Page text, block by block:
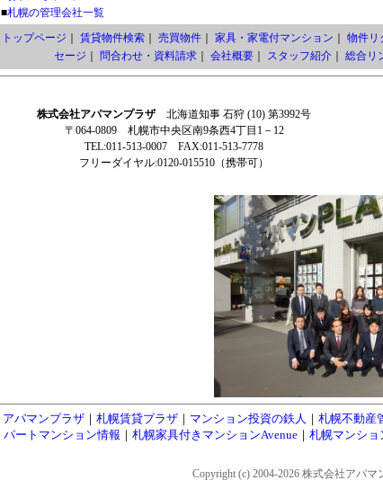
■札幌の管理会社一覧
トップページ
賃貸物件検索｜ 売買物件｜ 家具・家電付マンション 物件リ
セージ
問合わせ・資料請求｜ 会社概要｜ スタッフ紹介｜ 総合リ
株式会社アパマンプラザ北海道知事 石狩 (10) 第3992号
〒064-0809 札幌市中央区南9条西4丁目1－12
TEL:011-513-0007 FAX:011-513-7778
フリーダイヤル:0120-015510（携帯可）
アパマンプラザ ｜ 札幌賃貸プラザ ｜ マンション投資の鉄人 ｜ 札幌不動産
パートマンション情報 ｜ 札幌家具付きマンションAvenue｜ 札幌マンショ
Copyright (c) 2004-2026 株式会社アパマ